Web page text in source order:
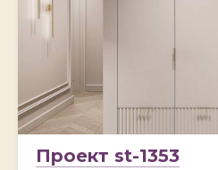
Проект st-1353